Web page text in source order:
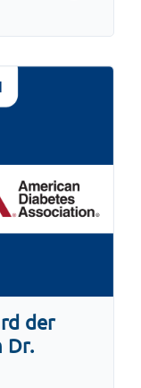
der
Dr.